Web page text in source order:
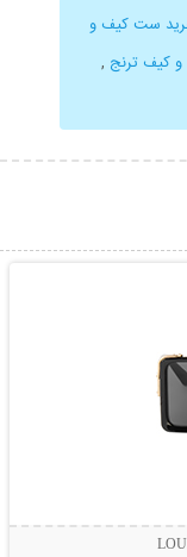
ست کیف و
کیف ترنج ,